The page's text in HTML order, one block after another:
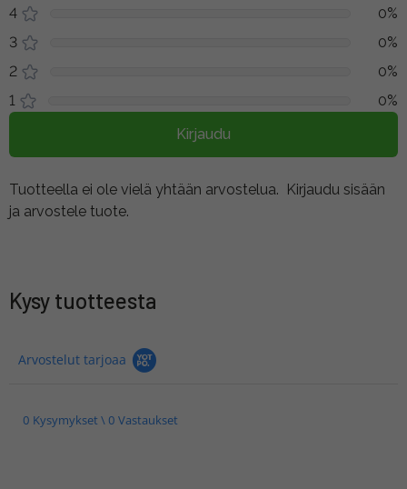
4
0%
3
0%
2
0%
1
0%
Kirjaudu
Tuotteella ei ole vielä yhtään arvostelua. Kirjaudu sisään
ja arvostele tuote.
Kysy tuotteesta
Arvostelut tarjoaa
0 Kysymykset \ 0 Vastaukset